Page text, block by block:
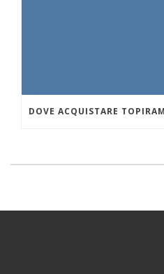
DOVE ACQUISTARE